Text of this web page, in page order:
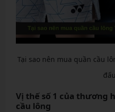
Tại sao nên mua quần cầu
Vị thế số 1 của thương
cầu lông